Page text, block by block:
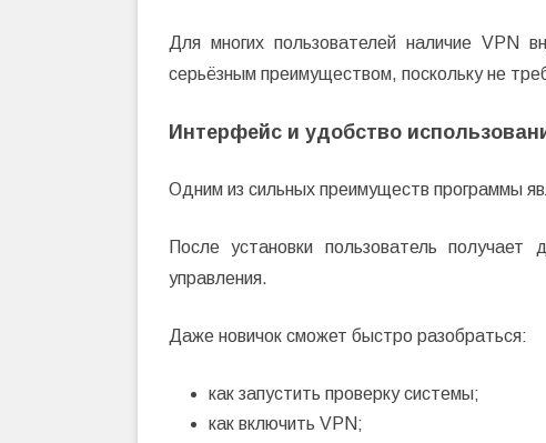
Для многих пользователей наличие VPN
серьёзным преимуществом, поскольку не
Интерфейс и удобство
Одним из сильных преимуществ программы
После установки пользователь
управления.
Даже новичок сможет быстро разобраться:
как запустить проверку системы;
как включить VPN;